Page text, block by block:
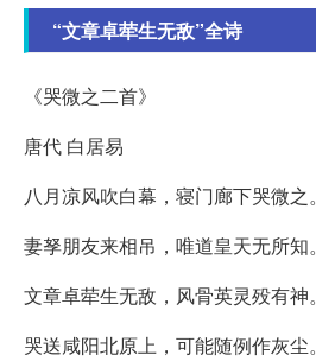
“文章卓荦生无敌”全诗
《哭微之二首》
唐代 白居易
八月凉风吹白幕，寝门廊下哭微之。
妻孥朋友来相吊，唯道皇天无所知。
文章卓荦生无敌，风骨英灵殁有神。
哭送咸阳北原上，可能随例作灰尘。